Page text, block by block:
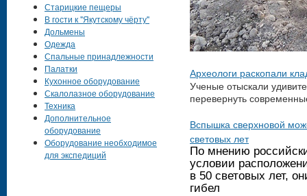
Археологи раскопали
Ученые отыскали
перевернуть
Вспышка сверхновой
световых лет
По мнению
условии
в 50 световых лет,
гибел
Старицкие пещеры
В гости к "Якутскому чёрту"
Дольмены
Одежда
Спальные принадлежности
Палатки
Кухонное оборудование
Скалолазное оборудование
Техника
Дополнительное
оборудование
Оборудование необходимое
для экспедиций